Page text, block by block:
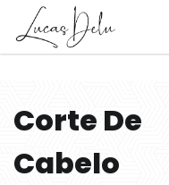
Corte De
Cabelo